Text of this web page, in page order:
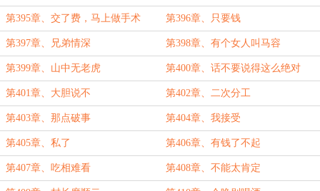
第395章、交了费，马上做手术 第396章、只要钱
第397章、兄弟情深 第398章、有个女人叫马容
第399章、山中无老虎 第400章、话不要说得这么绝对
第401章、大胆说不 第402章、二次分工
第403章、那点破事 第404章、我接受
第405章、私了 第406章、有钱了不起
第407章、吃相难看 第408章、不能太肯定